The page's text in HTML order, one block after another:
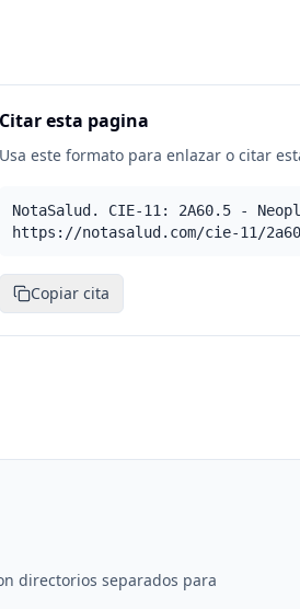
Citar esta pagina
Usa este formato para enlazar o citar
NotaSalud. CIE-11: 2A60.5 -
https://notasalud.com/cie-11/
Copiar cita
directorios separados para